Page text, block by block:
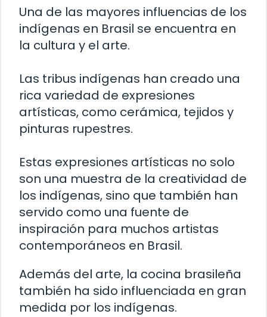
Una de las mayores influencias de los
indígenas en Brasil se encuentra en
la cultura y el arte.
Las tribus indígenas han creado una
rica variedad de expresiones
artísticas, como cerámica, tejidos y
pinturas rupestres.
Estas expresiones artísticas no solo
son una muestra de la creatividad de
los indígenas, sino que también han
servido como una fuente de
inspiración para muchos artistas
contemporáneos en Brasil.
Además del arte, la cocina brasileña
también ha sido influenciada en gran
medida por los indígenas.